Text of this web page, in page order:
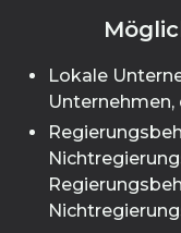
Lokale
Unternehmen,